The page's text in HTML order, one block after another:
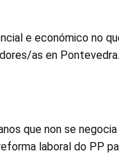
e económico no
as en
que non se
laboral do PP